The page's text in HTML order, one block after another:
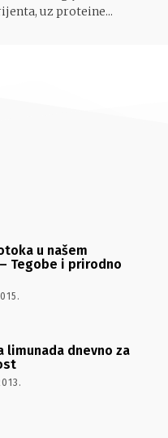
uz proteine...
u našem
Tegobe i prirodno
limunada dnevno za